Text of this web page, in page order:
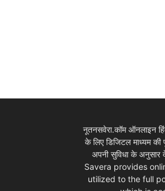
नूतनसवेरा.कॉम ऑनलाइन
के लिए डिजिटल माध्यम
अपनी सुविधा के
Savera provides
utilized to the full